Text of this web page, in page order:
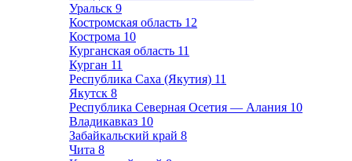
Уральск 9
Костромская область 12
Кострома 10
Курганская область 11
Курган 11
Республика Саха (Якутия) 11
Якутск 8
Республика Северная Осетия — Алания 10
Владикавказ 10
Забайкальский край 8
Чита 8